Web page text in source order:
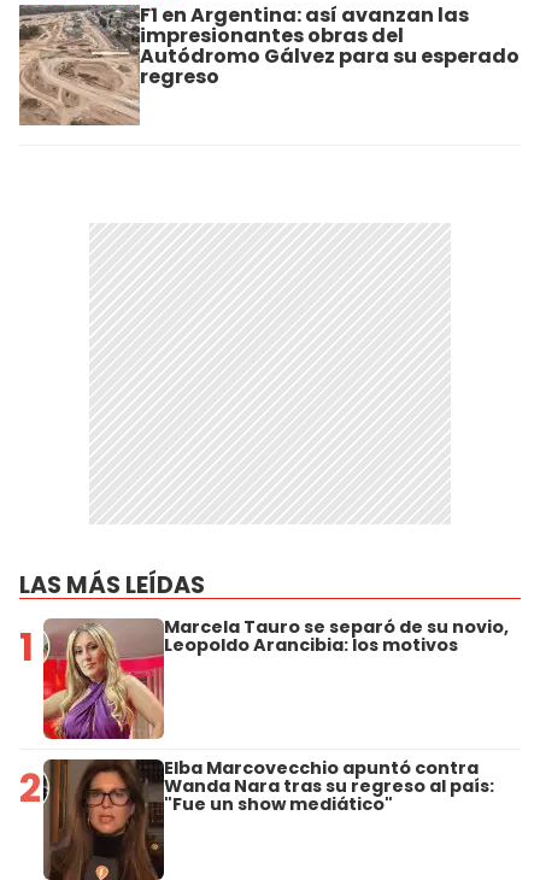
F1 en Argentina: así avanzan las
impresionantes obras del
Autódromo Gálvez para su esperado
regreso
LAS MÁS LEÍDAS
1 Marcela Tauro se separó de su novio,
Leopoldo Arancibia: los motivos
2 Elba Marcovecchio apuntó contra
Wanda Nara tras su regreso al país:
"Fue un show mediático"